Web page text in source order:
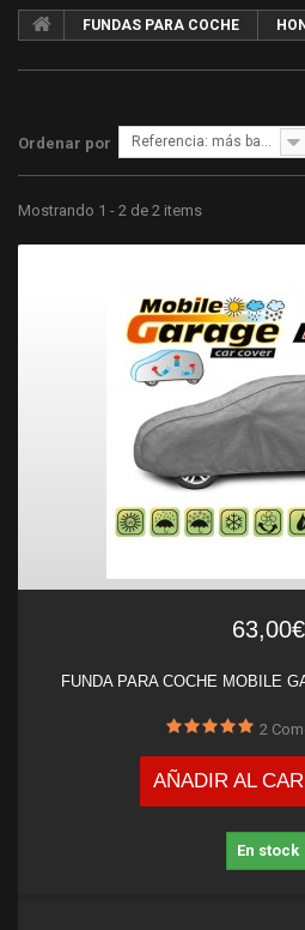
FUNDAS PARA COCHE
Ordenar por Referencia: más bajo primero
Mostrando 1 - 2 de 2 items
63,00€
FUNDA PARA COCHE MOBILE
2
AÑADIR AL
En stock